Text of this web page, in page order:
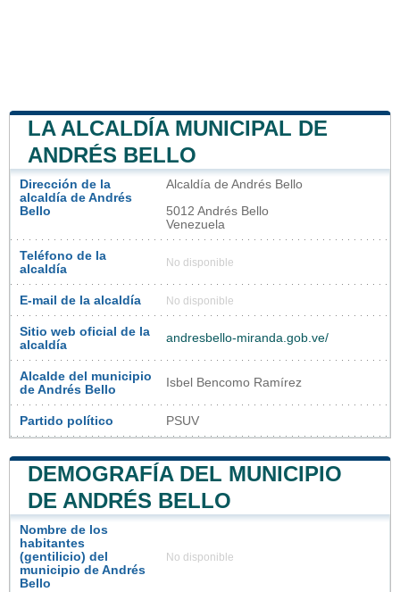
LA ALCALDÍA MUNICIPAL DE
ANDRÉS BELLO
Dirección de la
alcaldía de Andrés
Bello
Alcaldía de Andrés Bello
5012 Andrés Bello
Venezuela
Teléfono de la
alcaldía
No disponible
E-mail de la alcaldía No disponible
Sitio web oficial de la
alcaldía
andresbello-miranda.gob.ve/
Alcalde del municipio
de Andrés Bello
Isbel Bencomo Ramírez
Partido político PSUV
DEMOGRAFÍA DEL MUNICIPIO
DE ANDRÉS BELLO
Nombre de los
habitantes
(gentilicio) del
municipio de Andrés
Bello
No disponible